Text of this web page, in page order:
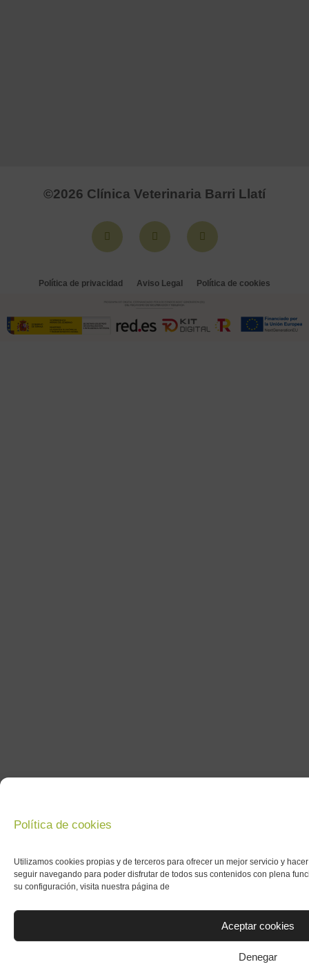
Política de cookies
Utilizamos cookies propias y de terceros para ofrecer un mejor servicio y
seguir navegando para poder disfrutar de todos sus contenidos con plena
su configuración, visita nuestra página de
Aceptar cookies
Denegar
©2026 Clínica Veterinaria Barri Llatí
Política de privacidad Aviso Legal Política de cookies